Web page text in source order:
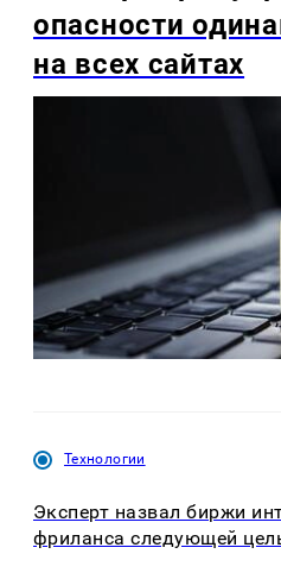
опасности
на всех сайтах
Технологии
Эксперт назвал биржи
фриланса следующей